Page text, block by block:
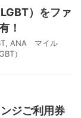
）をファ
！
, ANA マイル
）
ジご利用券